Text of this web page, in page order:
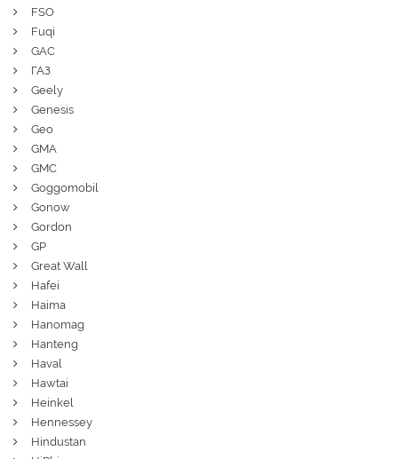
FSO
Fuqi
GAC
ГАЗ
Geely
Genesis
Geo
GMA
GMC
Goggomobil
Gonow
Gordon
GP
Great Wall
Hafei
Haima
Hanomag
Hanteng
Haval
Hawtai
Heinkel
Hennessey
Hindustan